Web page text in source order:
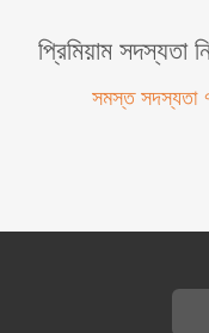
প্রিমিয়াম
সমস্ত সদস্যতা ৭